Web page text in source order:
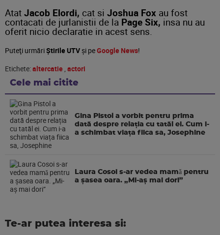
Atat Jacob Elordi, cat si Joshua Fox au fost
contacati de jurlanistii de la Page Six, insa nu au
oferit nicio declaratie in acest sens.
Puteţi urmăriȘtirile UTVşi peGoogle News!
Etichete:altercatie , actori
Cele mai citite
Gina Pistol a vorbit pentru prima
dată despre relația cu tatăl ei. Cum i-
a schimbat viața fiica sa, Josephine
Laura Cosoi s-ar vedea mamǎ pentru
a şasea oara. „Mi-aș mai dori”
Te-ar putea interesa si: